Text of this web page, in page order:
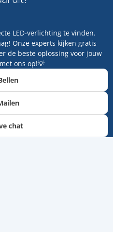
LED-verlichting te vinden.
Onze experts kijken gratis
de beste oplossing voor jouw
ons op!💡
chat